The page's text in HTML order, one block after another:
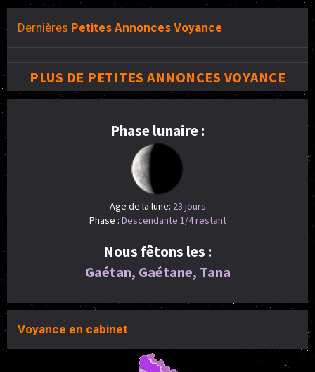
Dernières Petites Annonces Voyance
PLUS DE PETITES ANNONCES VOYANCE
Phase lunaire :
Age de la lune: 23 jours
Phase : Descendante 1/4 restant
Nous fêtons les :
Gaétan, Gaétane, Tana
Voyance en cabinet